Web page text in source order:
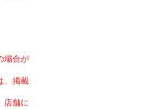
場合が
、掲載
店舗に